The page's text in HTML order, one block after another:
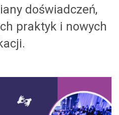
doświadczeń,
praktyk i nowych